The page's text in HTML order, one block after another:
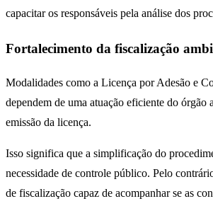
capacitar os responsáveis pela análise dos
Fortalecimento da fiscalização
Modalidades como a Licença por Adesão e
dependem de uma atuação eficiente do órgão
emissão da licença.
Isso significa que a simplificação do
necessidade de controle público. Pelo
de fiscalização capaz de acompanhar se as